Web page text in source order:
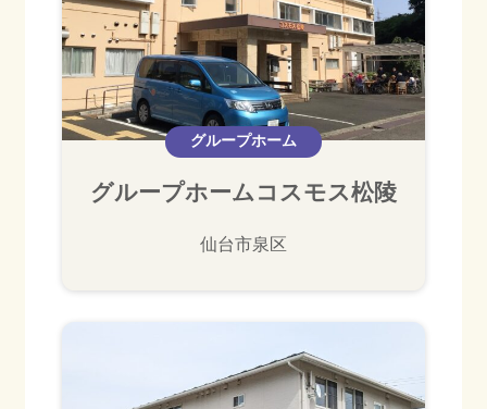
グループホーム
グループホームコスモス松陵
仙台市泉区